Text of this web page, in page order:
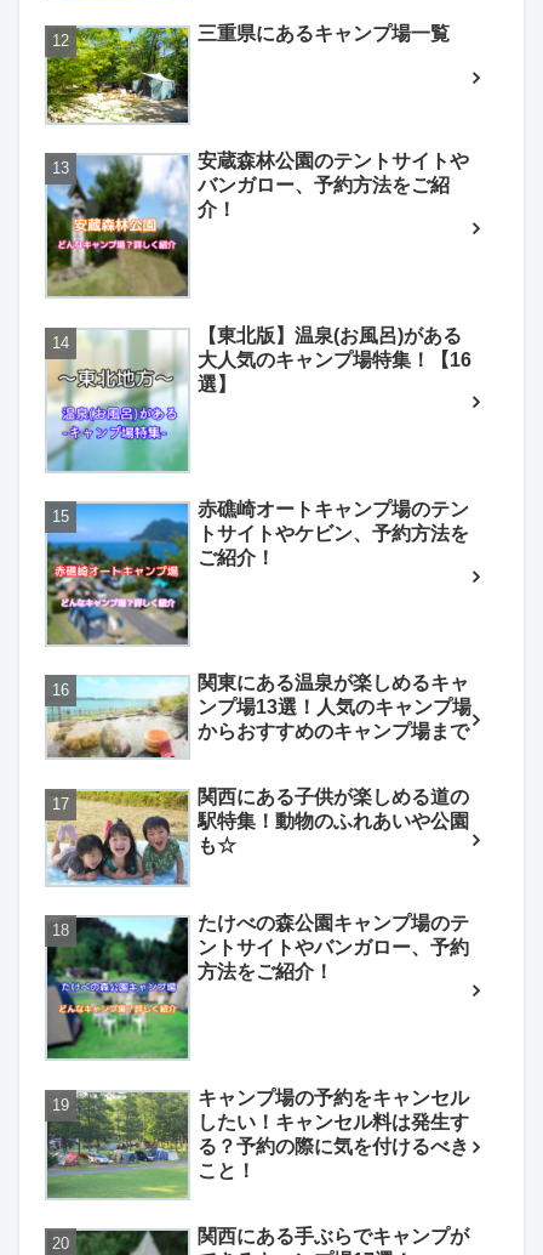
三重県にあるキャンプ場一覧
安蔵森林公園のテントサイトや
バンガロー、予約方法をご紹
介！
【東北版】温泉(お風呂)がある
大人気のキャンプ場特集！【16
選】
赤礁崎オートキャンプ場のテン
トサイトやケビン、予約方法を
ご紹介！
関東にある温泉が楽しめるキャ
ンプ場13選！人気のキャンプ場
からおすすめのキャンプ場まで
関西にある子供が楽しめる道の
駅特集！動物のふれあいや公園
も☆
たけべの森公園キャンプ場のテ
ントサイトやバンガロー、予約
方法をご紹介！
キャンプ場の予約をキャンセル
したい！キャンセル料は発生す
る？予約の際に気を付けるべき
こと！
関西にある手ぶらでキャンプが